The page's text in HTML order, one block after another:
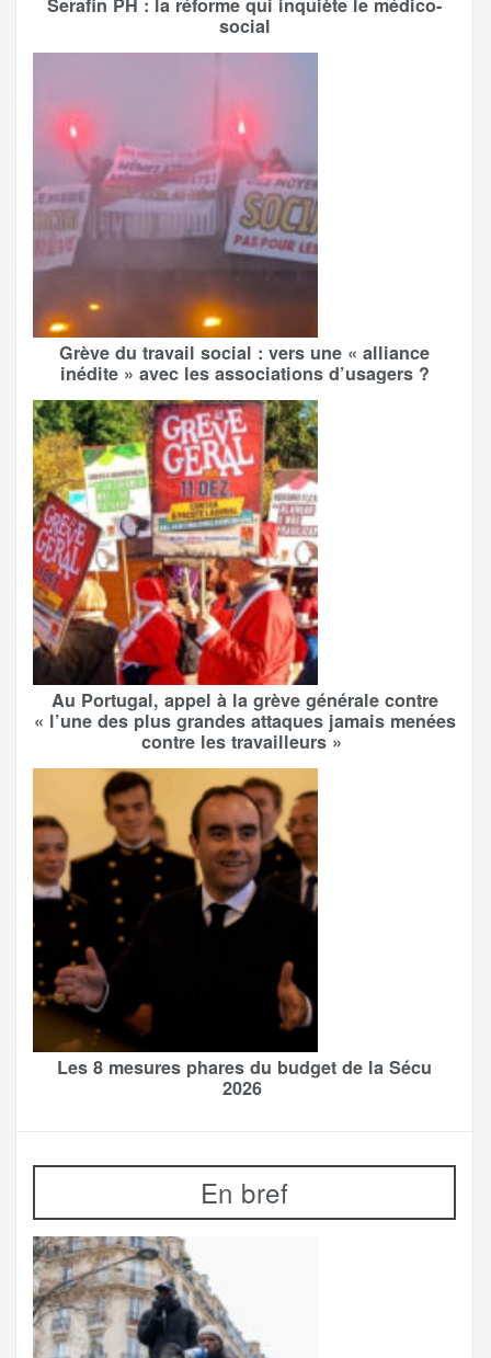
Serafin PH : la réforme qui inquiète le médico-
social
Grève du travail social : vers une « alliance
inédite » avec les associations d’usagers ?
Au Portugal, appel à la grève générale contre
« l’une des plus grandes attaques jamais menées
contre les travailleurs »
Les 8 mesures phares du budget de la Sécu
2026
En bref